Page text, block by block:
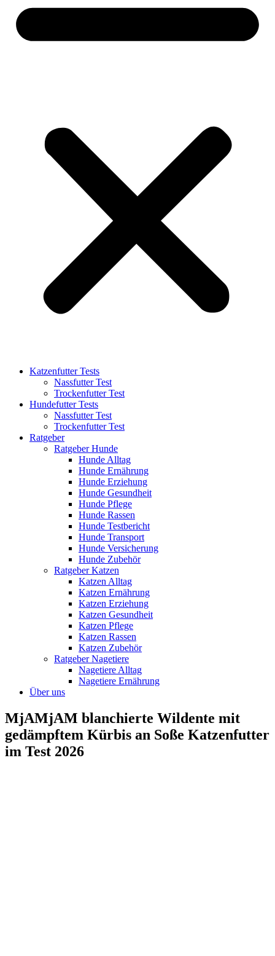
Katzenfutter Tests
Nassfutter Test
Trockenfutter Test
Hundefutter Tests
Nassfutter Test
Trockenfutter Test
Ratgeber
Ratgeber Hunde
Hunde Alltag
Hunde Ernährung
Hunde Erziehung
Hunde Gesundheit
Hunde Pflege
Hunde Rassen
Hunde Testbericht
Hunde Transport
Hunde Versicherung
Hunde Zubehör
Ratgeber Katzen
Katzen Alltag
Katzen Ernährung
Katzen Erziehung
Katzen Gesundheit
Katzen Pflege
Katzen Rassen
Katzen Zubehör
Ratgeber Nagetiere
Nagetiere Alltag
Nagetiere Ernährung
Über uns
MjAMjAM blanchierte Wildente mit
gedämpftem Kürbis an Soße Katzenfutter
im Test 2026